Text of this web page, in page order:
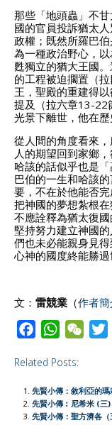
那些「地頭蟲」不
國的官員投訴猶太
政權；既然所羅巴
為一種政治野心，
甦獨立的猶大王國
的工程被迫擱置（
王，聖殿的重建得
提及（拉六章13-22
光景下離世，他在歷
從人間的角度看來
人的期望回到家鄉
哈該的話似乎也是
巴伯的一生和哈該
要，不在於他能否
把神國的夢想紮根
不應詮釋為猶太復
堅持努力建立神國
們也未必能親身見
心神的國度終能勝
文： 雷競業 （作者簡
c
e
b
o
W
a
t
s
A
W
h
a
t
t
t
Related Posts:
先賢小傳：敘利亞的瑪
先賢小傳︰尼希米 (三)
先賢小傳：聖方濟各（